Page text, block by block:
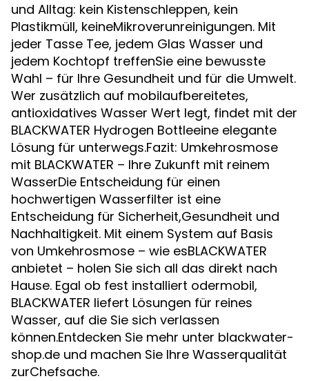
und Alltag: kein Kistenschleppen, kein
Plastikmüll, keineMikroverunreinigungen. Mit
jeder Tasse Tee, jedem Glas Wasser und
jedem Kochtopf treffenSie eine bewusste
Wahl – für Ihre Gesundheit und für die Umwelt.
Wer zusätzlich auf mobilaufbereitetes,
antioxidatives Wasser Wert legt, findet mit der
BLACKWATER Hydrogen Bottleeine elegante
Lösung für unterwegs.Fazit: Umkehrosmose
mit BLACKWATER – Ihre Zukunft mit reinem
WasserDie Entscheidung für einen
hochwertigen Wasserfilter ist eine
Entscheidung für Sicherheit,Gesundheit und
Nachhaltigkeit. Mit einem System auf Basis
von Umkehrosmose – wie esBLACKWATER
anbietet – holen Sie sich all das direkt nach
Hause. Egal ob fest installiert odermobil,
BLACKWATER liefert Lösungen für reines
Wasser, auf die Sie sich verlassen
können.Entdecken Sie mehr unter blackwater-
shop.de und machen Sie Ihre Wasserqualität
zurChefsache.